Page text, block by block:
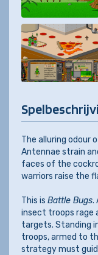
The alluring odour
Antennae strain
faces of the
warriors raise the
This is Battle Bugs.
insect troops rage
targets. Standing
troops, armed to
strategy must